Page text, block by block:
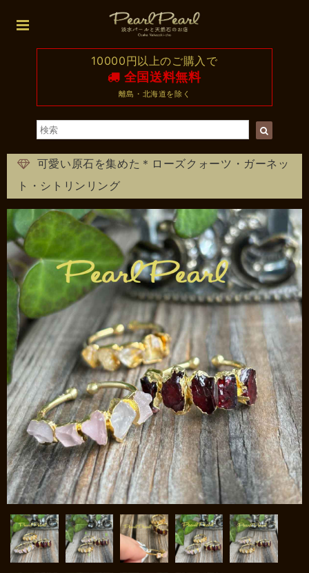
10000円以上のご購入で
全国送料無料
離島・北海道を除く
可愛い原石を集めた＊ローズクォーツ・ガーネッ
ト・シトリンリング